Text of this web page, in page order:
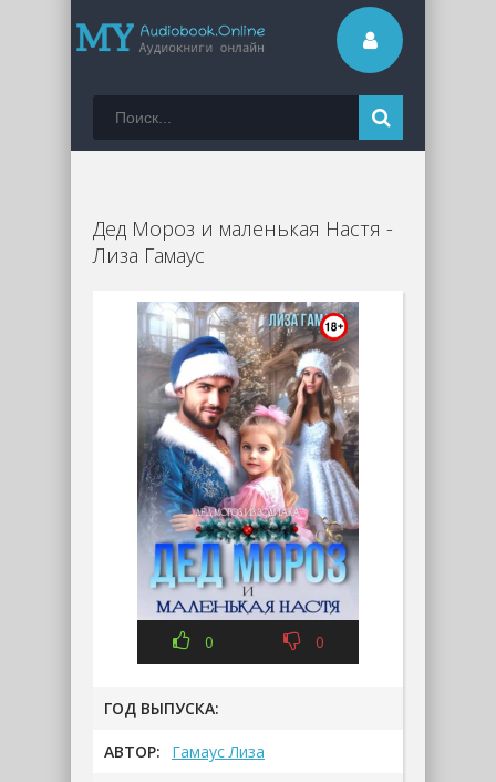
Дед Мороз и маленькая Настя -
Лиза Гамаус
0 0
ГОД ВЫПУСКА:
АВТОР: Гамаус Лиза